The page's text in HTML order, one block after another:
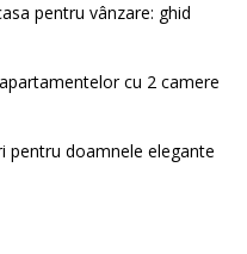
pentru vânzare: ghid
cu 2 camere
pentru doamnele elegante